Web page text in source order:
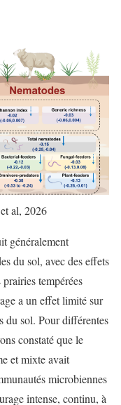
al, 2026
généralement
du sol, avec des effets
tempérées
a un effet limité sur
du sol. Pour différentes
constaté que le
et mixte avait
microbiennes
intense, continu, à